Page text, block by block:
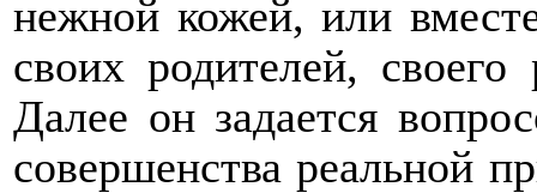
нежной кожей, или
своих родителей,
Далее он задается
совершенства реальной